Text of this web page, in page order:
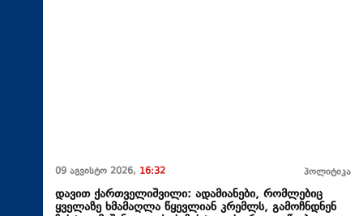
09 აგვისტო 2026, 16:32 პოლიტიკა
დავით ქართველიშვილი: ადამიანები, რომლებიც
ყველაზე ხმამაღლა წყევლიან კრემლს, გამოჩნდნენ